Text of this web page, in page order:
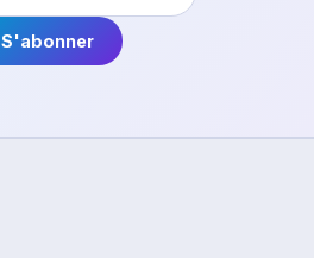
S'abonner